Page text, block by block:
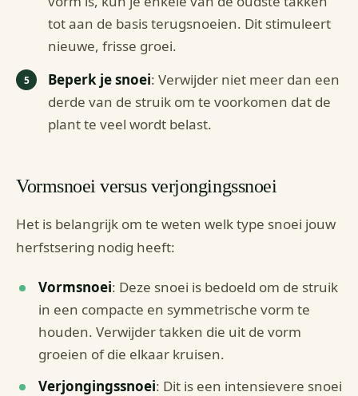
tot aan de basis terugsnoeien. Dit stimuleert
nieuwe, frisse groei.
Beperk je snoei: Verwijder niet meer dan een
derde van de struik om te voorkomen dat de
plant te veel wordt belast.
Vormsnoei versus verjongingssnoei
Het is belangrijk om te weten welk type snoei jouw
herfstsering nodig heeft:
Vormsnoei: Deze snoei is bedoeld om de struik
in een compacte en symmetrische vorm te
houden. Verwijder takken die uit de vorm
groeien of die elkaar kruisen.
Verjongingssnoei: Dit is een intensievere snoei